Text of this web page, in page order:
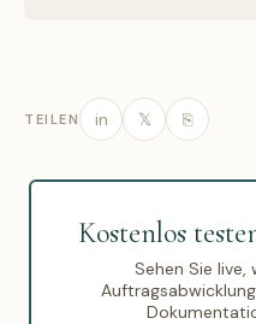
TEILEN in 𝕏 ⎘
Kostenlos
Sehen Sie live,